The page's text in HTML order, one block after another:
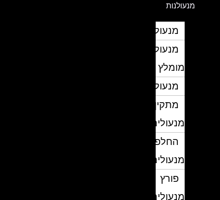
מנעולנות
מנעולן
מנעולן
מומלץ
מנעולנים
מתקין
מנעולים
החלפת
מנעולים
פורץ
מנעולים